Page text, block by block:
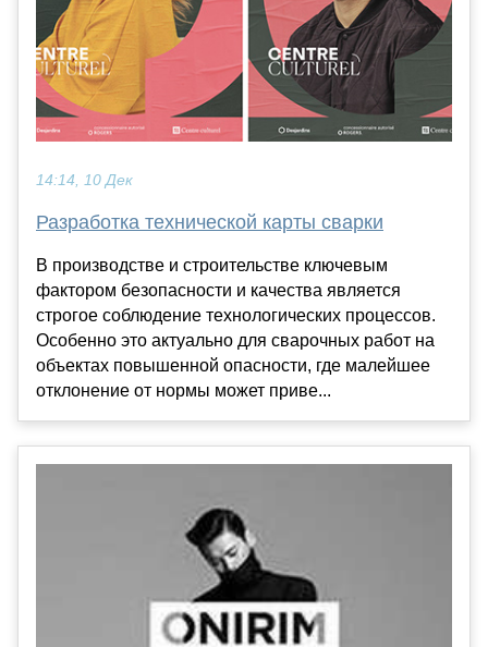
14:14, 10 Дек
Разработка технической карты сварки
В производстве и строительстве ключевым
фактором безопасности и качества является
строгое соблюдение технологических процессов.
Особенно это актуально для сварочных работ на
объектах повышенной опасности, где малейшее
отклонение от нормы может приве...